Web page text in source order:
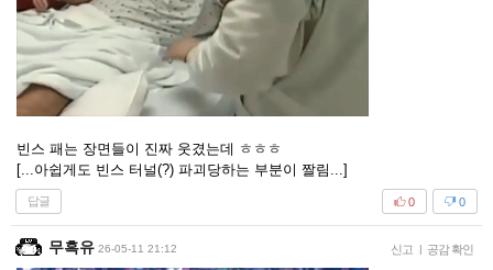
빈스 패는 장면들이 진짜 웃겼는데 ㅎㅎㅎ
[...아쉽게도 빈스 터널(?) 파괴당하는 부분이 짤림...]
답글 0
0
무흑유 26-05-11 21:12 신고 | 공감 확인